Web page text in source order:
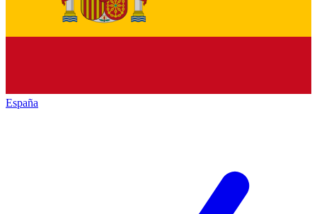
España